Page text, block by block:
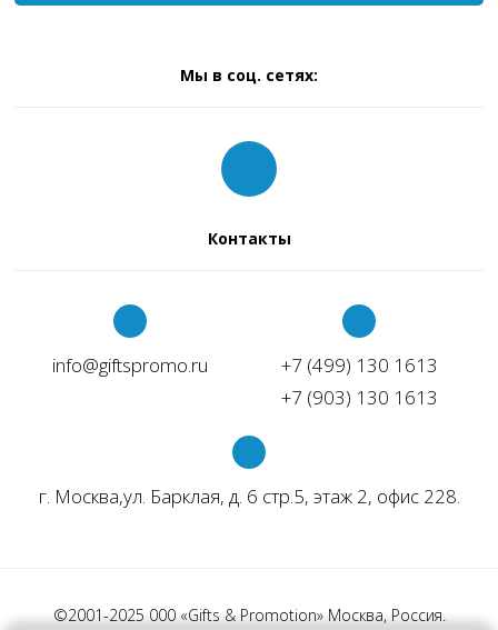
Мы в соц. сетях:
Контакты
info@giftspromo.ru
+7 (499) 130 1613
+7 (903) 130 1613
г. Москва,ул. Барклая, д. 6 стр.5, этаж 2, офис 228.
©2001-2025 000 «Gifts & Promotion» Москва, Россия.